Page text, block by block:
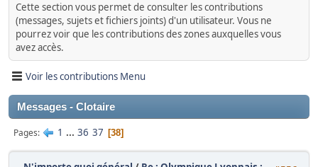
Cette section vous permet de consulter les contributions
(messages, sujets et fichiers joints) d'un utilisateur. Vous ne
pourrez voir que les contributions des zones auxquelles vous
avez accès.
Voir les contributions Menu
Messages - Clotaire
Pages 1 ... 36 37 38